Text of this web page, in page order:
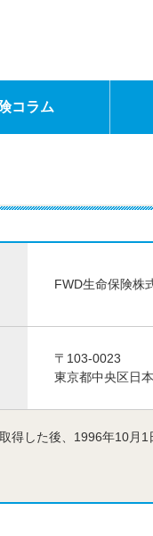
コラム
FWD生命保険株
〒103-0023
東京都中央区日
した後、1996年10月1